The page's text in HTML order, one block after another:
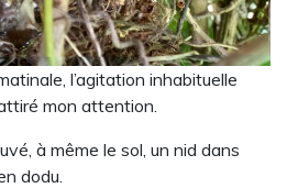
l’agitation inhabituelle
mon attention.
à même le sol, un nid dans
dodu.